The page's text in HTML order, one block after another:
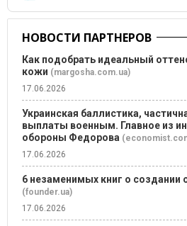
НОВОСТИ ПАРТНЕРОВ
Как подобрать идеальный
кожи (margosha.com.ua)
17.06.2026
Украинская баллистика,
выплаты военным. Главное из
обороны Федорова
17.06.2026
6 незаменимых книг о создании
(founder.ua)
17.06.2026